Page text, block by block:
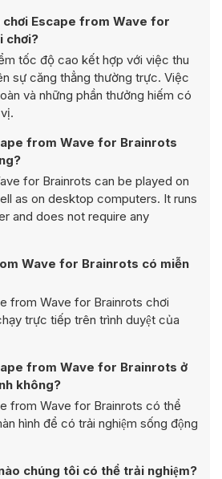
Escape from Wave for
chơi?
tốc độ cao kết hợp với việc thu
sự căng thẳng thường trực. Việc
và những phần thưởng hiếm có
from Wave for Brainrots
for Brainrots can be played on
as on desktop computers. It runs
and does not require any
Wave for Brainrots có miễn
from Wave for Brainrots chơi
trực tiếp trên trình duyệt của
from Wave for Brainrots ở
không?
from Wave for Brainrots có thể
hình để có trải nghiệm sống động
chúng tôi có thể trải nghiệm?